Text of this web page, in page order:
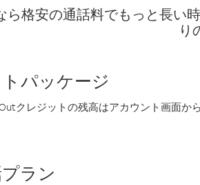
ら格安の通話料でもっと長い
り
パッケージ
クレジットの残高はアカウント画面
ラン